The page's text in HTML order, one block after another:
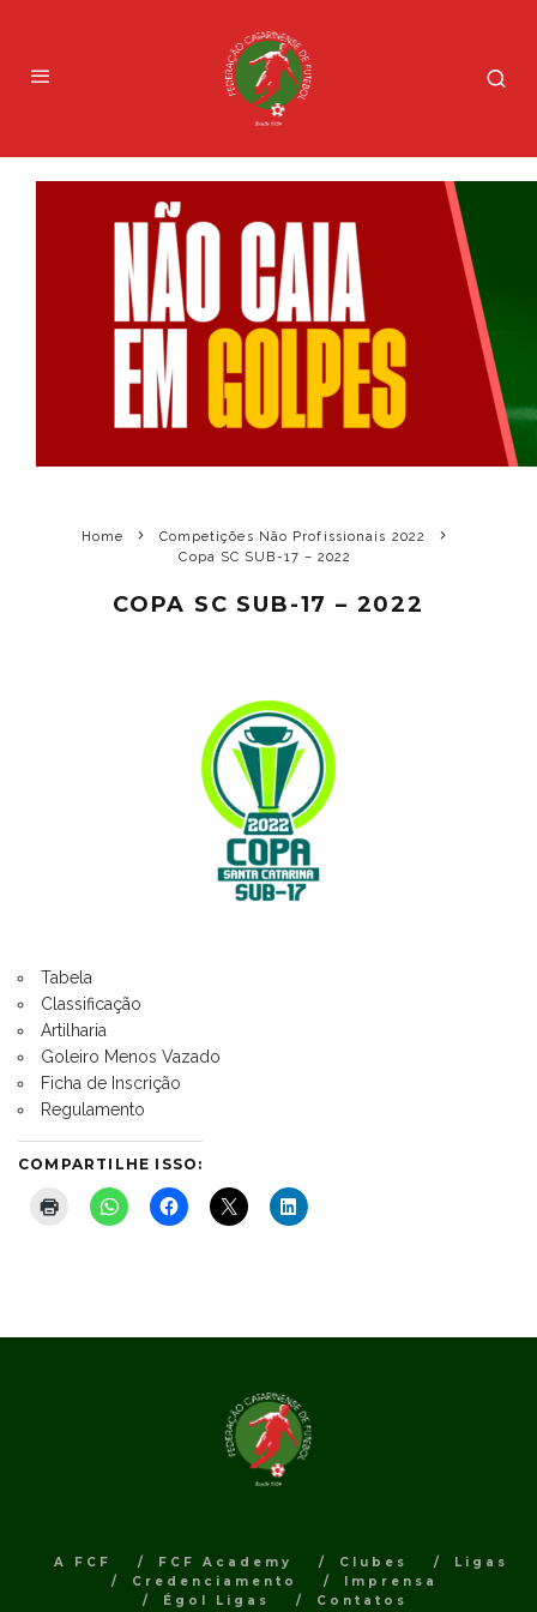
Home
Competições Não Profissionais 2022
Copa SC SUB-17 – 2022
COPA SC SUB-17 – 2022
Tabela
Classificação
Artilharia
Goleiro Menos Vazado
Ficha de Inscrição
Regulamento
COMPARTILHE ISSO:
A FCF FCF Academy Clubes
Ligas
Credenciamento
Imprensa
Égol Ligas
Contatos